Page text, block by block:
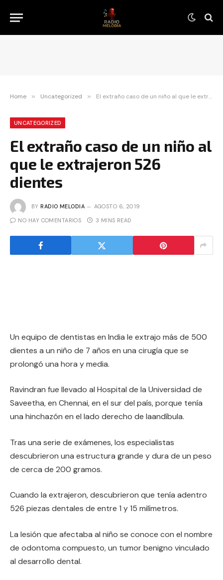
Home » Uncategorized » El extraño caso de un niño al que le extrajeron 526 dientes
UNCATEGORIZED
El extraño caso de un niño al
que le extrajeron 526
dientes
BY RADIO MELODIA AGOSTO 6, 2019
NO HAY COMENTARIOS 3 MINS READ
Un equipo de dentistas en India le extrajo más de 500
dientes a un niño de 7 años en una cirugía que se
prolongó una hora y media.
Ravindran fue llevado al Hospital de la Universidad de
Saveetha, en Chennai, en el sur del país, porque tenía
una hinchazón en el lado derecho de laandíbula.
Tras una serie de exámenes, los especialistas
descubrieron una estructura grande y dura de un peso
de cerca de 200 gramos.
Cuando la extrajeron, descubrieron que tenía adentro
526 piezas dentales de entre 1 y 15 milímetros.
La lesión que afectaba al niño se conoce con el nombre
de odontoma compuesto, un tumor benigno vinculado
al desarrollo dental.